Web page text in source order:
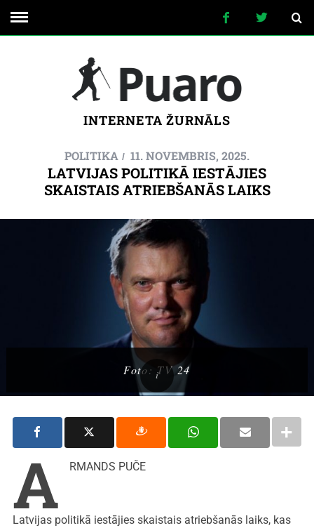
INTERNETA ŽURNĀLS
POLITIKA 11. NOVEMBRIS, 2025.
LATVIJAS POLITIKĀ IESTĀJIES
SKAISTAIS ATRIEBŠANĀS LAIKS
Foto: TV 24
A RMANDS PUČE
Latvijas politikā iestājies skaistais atriebšanās laiks, kas